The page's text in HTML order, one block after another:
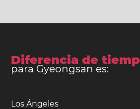
Diferencia de
para Gyeongsan es:
Los Ángeles